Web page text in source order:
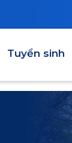
Tuyển sinh